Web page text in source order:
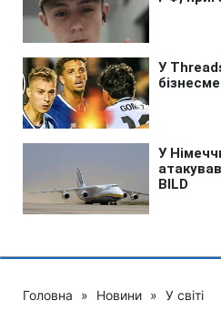
Головна » Новини » У світі